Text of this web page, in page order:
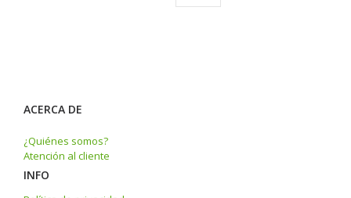
ACERCA DE
¿Quiénes somos?
Atención al cliente
INFO